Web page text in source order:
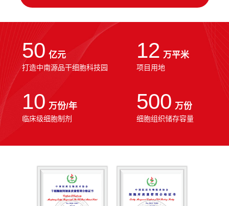
50 亿元
打造中南源品干细胞科技园
12 万平米
项目用地
10 万份/年
临床级细胞制剂
500 万份
细胞组织储存容量